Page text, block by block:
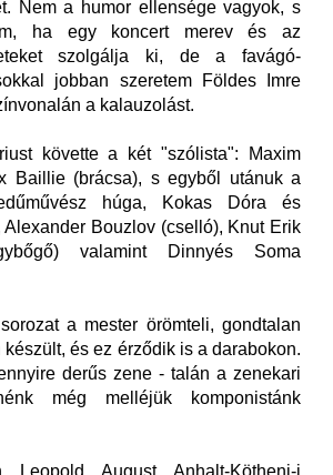
Nem a humor ellensége vagyok, s
ha egy koncert merev és az
szolgálja ki, de a favágó-
jobban szeretem Földes Imre
a kalauzolást.
követte a két "szólista": Maxim
Baillie (brácsa), s egyből utánuk a
húga, Kokas Dóra és
Alexander Bouzlov (cselló), Knut Erik
valamint Dinnyés Soma
a mester örömteli, gondtalan
és ez érződik is a darabokon.
derűs zene - talán a zenekari
még melléjük komponistánk
Leopold August Anhalt-Kötheni-i